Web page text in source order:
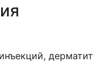
дерматит